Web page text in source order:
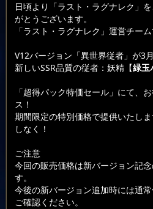
日頃より「ラスト・ラグナレク」
がとうございます。
「ラスト・ラグナレク」運営チーム
V12バージョン「異世界従者」が3
新しいSSR品質の従者：妖精【緑玉
「超得パック特価セール」にて、
ス！
期間限定の特別価格で提供いたし
しなく！
ご注意
今回の販売価格は新バージョン記
す。
今後の新バージョン追加時には通
ご確認ください。